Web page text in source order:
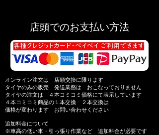
店頭でのお支払い方法
オンライン注文は 店頭交換に限ります
タイヤのみの販売 発送業務は おこなっておりません
タイヤの注文は ４本コミコミ価格にて表示しています
４本コミコミ商品の１本交換 ２本交換は
価格が変わります お問い合わせください
追加料金について
※​車高の低い車・引っ張り作業​など 追加料金が必要です